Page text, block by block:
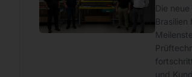
Die
und